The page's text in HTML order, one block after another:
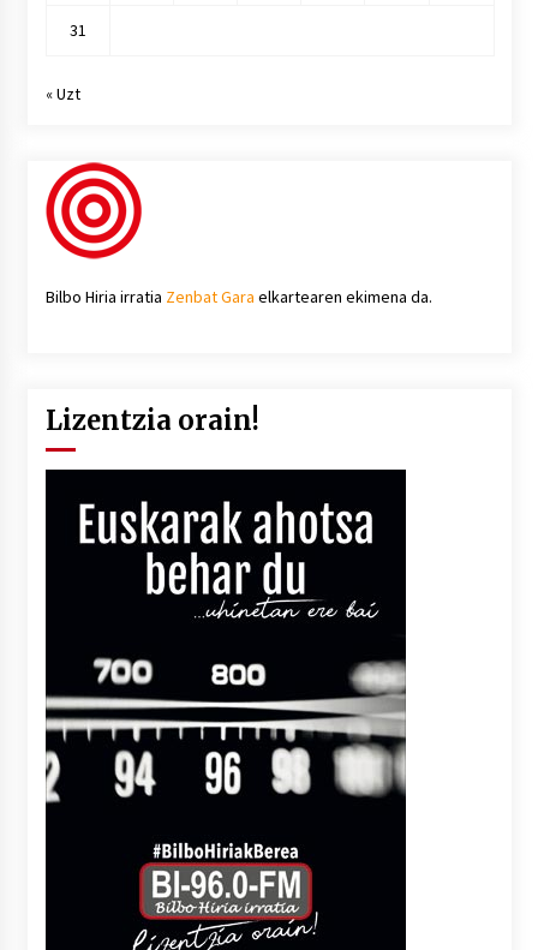
31
« Uzt
Bilbo Hiria irratia Zenbat Gara elkartearen ekimena da.
Lizentzia orain!